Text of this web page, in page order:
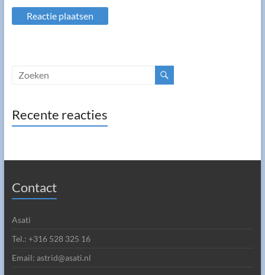
Recente reacties
Contact
Asati
Tel.: +316 528 325 16
Email: astrid@asati.nl